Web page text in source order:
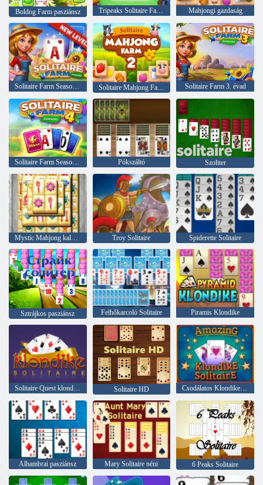
Boldog Farm pasziánsz Tripeaks Solitaire Farm Edition Mahjongi gazdaság
Solitaire Farm Seasons 2 Solitaire Mahjong Farm 2 Solitaire Farm 3. évad
Solitaire Farm Seasons 4 Pókszáltó Szoliter
Mystic Mahjong kalandok Troy Solitaire Spiderette Solitaire
Sztrájkos pasziánsz Felhőkarcoló Solitaire Piramis Klondike
Solitaire Quest klondike Solitaire HD Csodálatos Klondike Pasziánsz
Alhambrai pasziánsz Mary Solitaire néni 6 Peaks Solitaire